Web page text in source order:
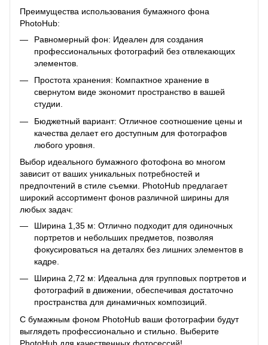
Преимущества использования бумажного фона
PhotoHub:
Равномерный фон: Идеален для создания
профессиональных фотографий без отвлекающих
элементов.
Простота хранения: Компактное хранение в
свернутом виде экономит пространство в вашей
студии.
Бюджетный вариант: Отличное соотношение цены и
качества делает его доступным для фотографов
любого уровня.
Выбор идеального бумажного фотофона во многом
зависит от ваших уникальных потребностей и
предпочтений в стиле съемки. PhotoHub предлагает
широкий ассортимент фонов различной ширины для
любых задач:
Ширина 1,35 м: Отлично подходит для одиночных
портретов и небольших предметов, позволяя
фокусироваться на деталях без лишних элементов в
кадре.
Ширина 2,72 м: Идеальна для групповых портретов и
фотографий в движении, обеспечивая достаточно
пространства для динамичных композиций.
С бумажным фоном PhotoHub ваши фотографии будут
выглядеть профессионально и стильно. Выберите
PhotoHub для качественных фотосессий!